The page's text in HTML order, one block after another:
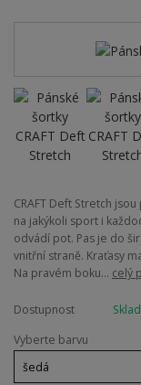
CRAFT Deft Stretch
na jakýkoli sport i
odvádí pot. Pas je do
vnitřní straně. Kraťasy
Na pravém boku... celý
Dostupnost
Vyberte barvu